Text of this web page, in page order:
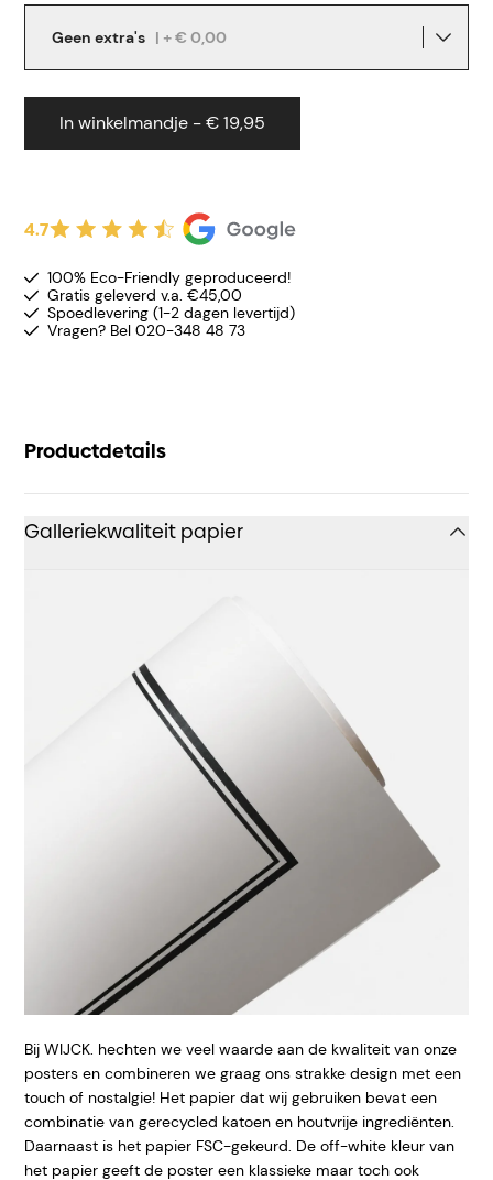
Geen extra's | + € 0,00
In winkelmandje - € 19,95
4.7
100% Eco-Friendly geproduceerd!
Gratis geleverd v.a. €45,00
Spoedlevering (1-2 dagen levertijd)
Vragen? Bel 020-348 48 73
Productdetails
Galleriekwaliteit papier
Bij WIJCK. hechten we veel waarde aan de kwaliteit van onze
posters en combineren we graag ons strakke design met een
touch of nostalgie! Het papier dat wij gebruiken bevat een
combinatie van gerecycled katoen en houtvrije ingrediënten.
Daarnaast is het papier FSC-gekeurd. De off-white kleur van
het papier geeft de poster een klassieke maar toch ook